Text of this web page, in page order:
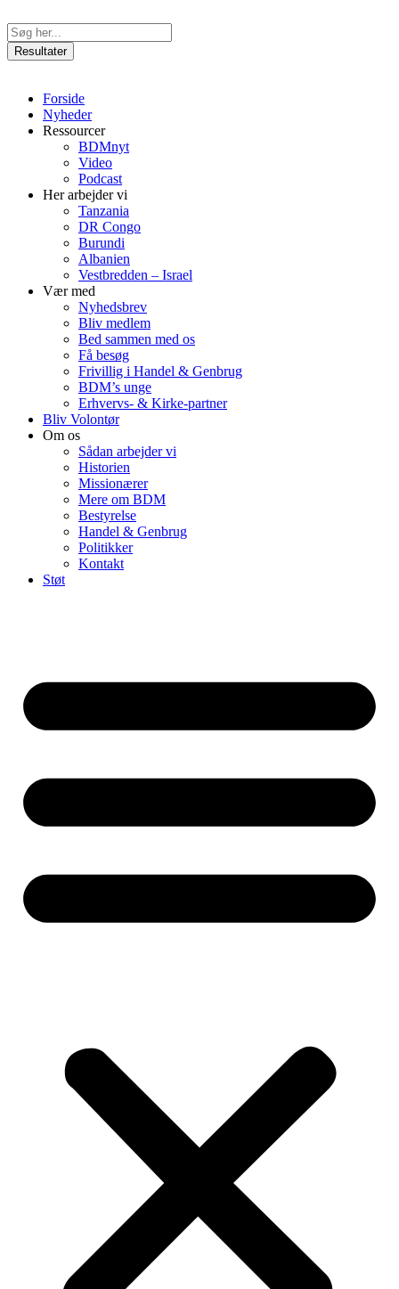
til
indhold
Search
...Resultater
Forside
Nyheder
Ressourcer
BDMnyt
Video
Podcast
Her arbejder vi
Tanzania
DR Congo
Burundi
Albanien
Vestbredden – Israel
Vær med
Nyhedsbrev
Bliv medlem
Bed sammen med os
Få besøg
Frivillig i Handel & Genbrug
BDM’s unge
Erhvervs- & Kirke-partner
Bliv Volontør
Om os
Sådan arbejder vi
Historien
Missionærer
Mere om BDM
Bestyrelse
Handel & Genbrug
Politikker
Kontakt
Støt